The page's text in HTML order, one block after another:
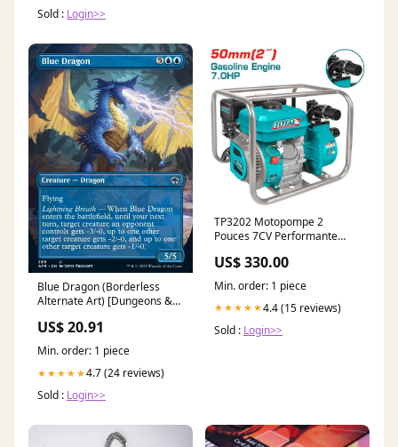
Sold : Login>>
Blue Dragon (Borderless
Alternate Art) [Dungeons &
US$ 20.91
Min. order: 1 piece
★★★★★4.7 (24 reviews)
Sold : Login>>
TP3202 Motopompe 2
Pouces 7CV Performante
US$ 330.00
Min. order: 1 piece
★★★★★4.4 (15 reviews)
Sold : Login>>